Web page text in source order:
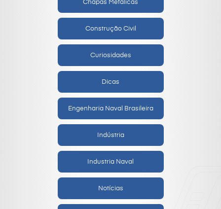
Chapas Metálicas
Construção Civil
Curiosidades
Dicas
Engenharia Naval Brasileira
Indústria
Industria Naval
Notícias